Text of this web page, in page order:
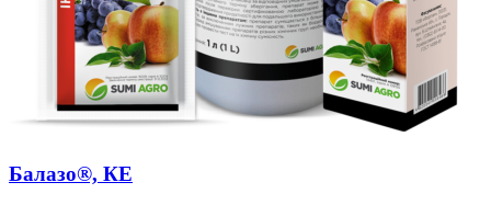
Балазо®, КЕ